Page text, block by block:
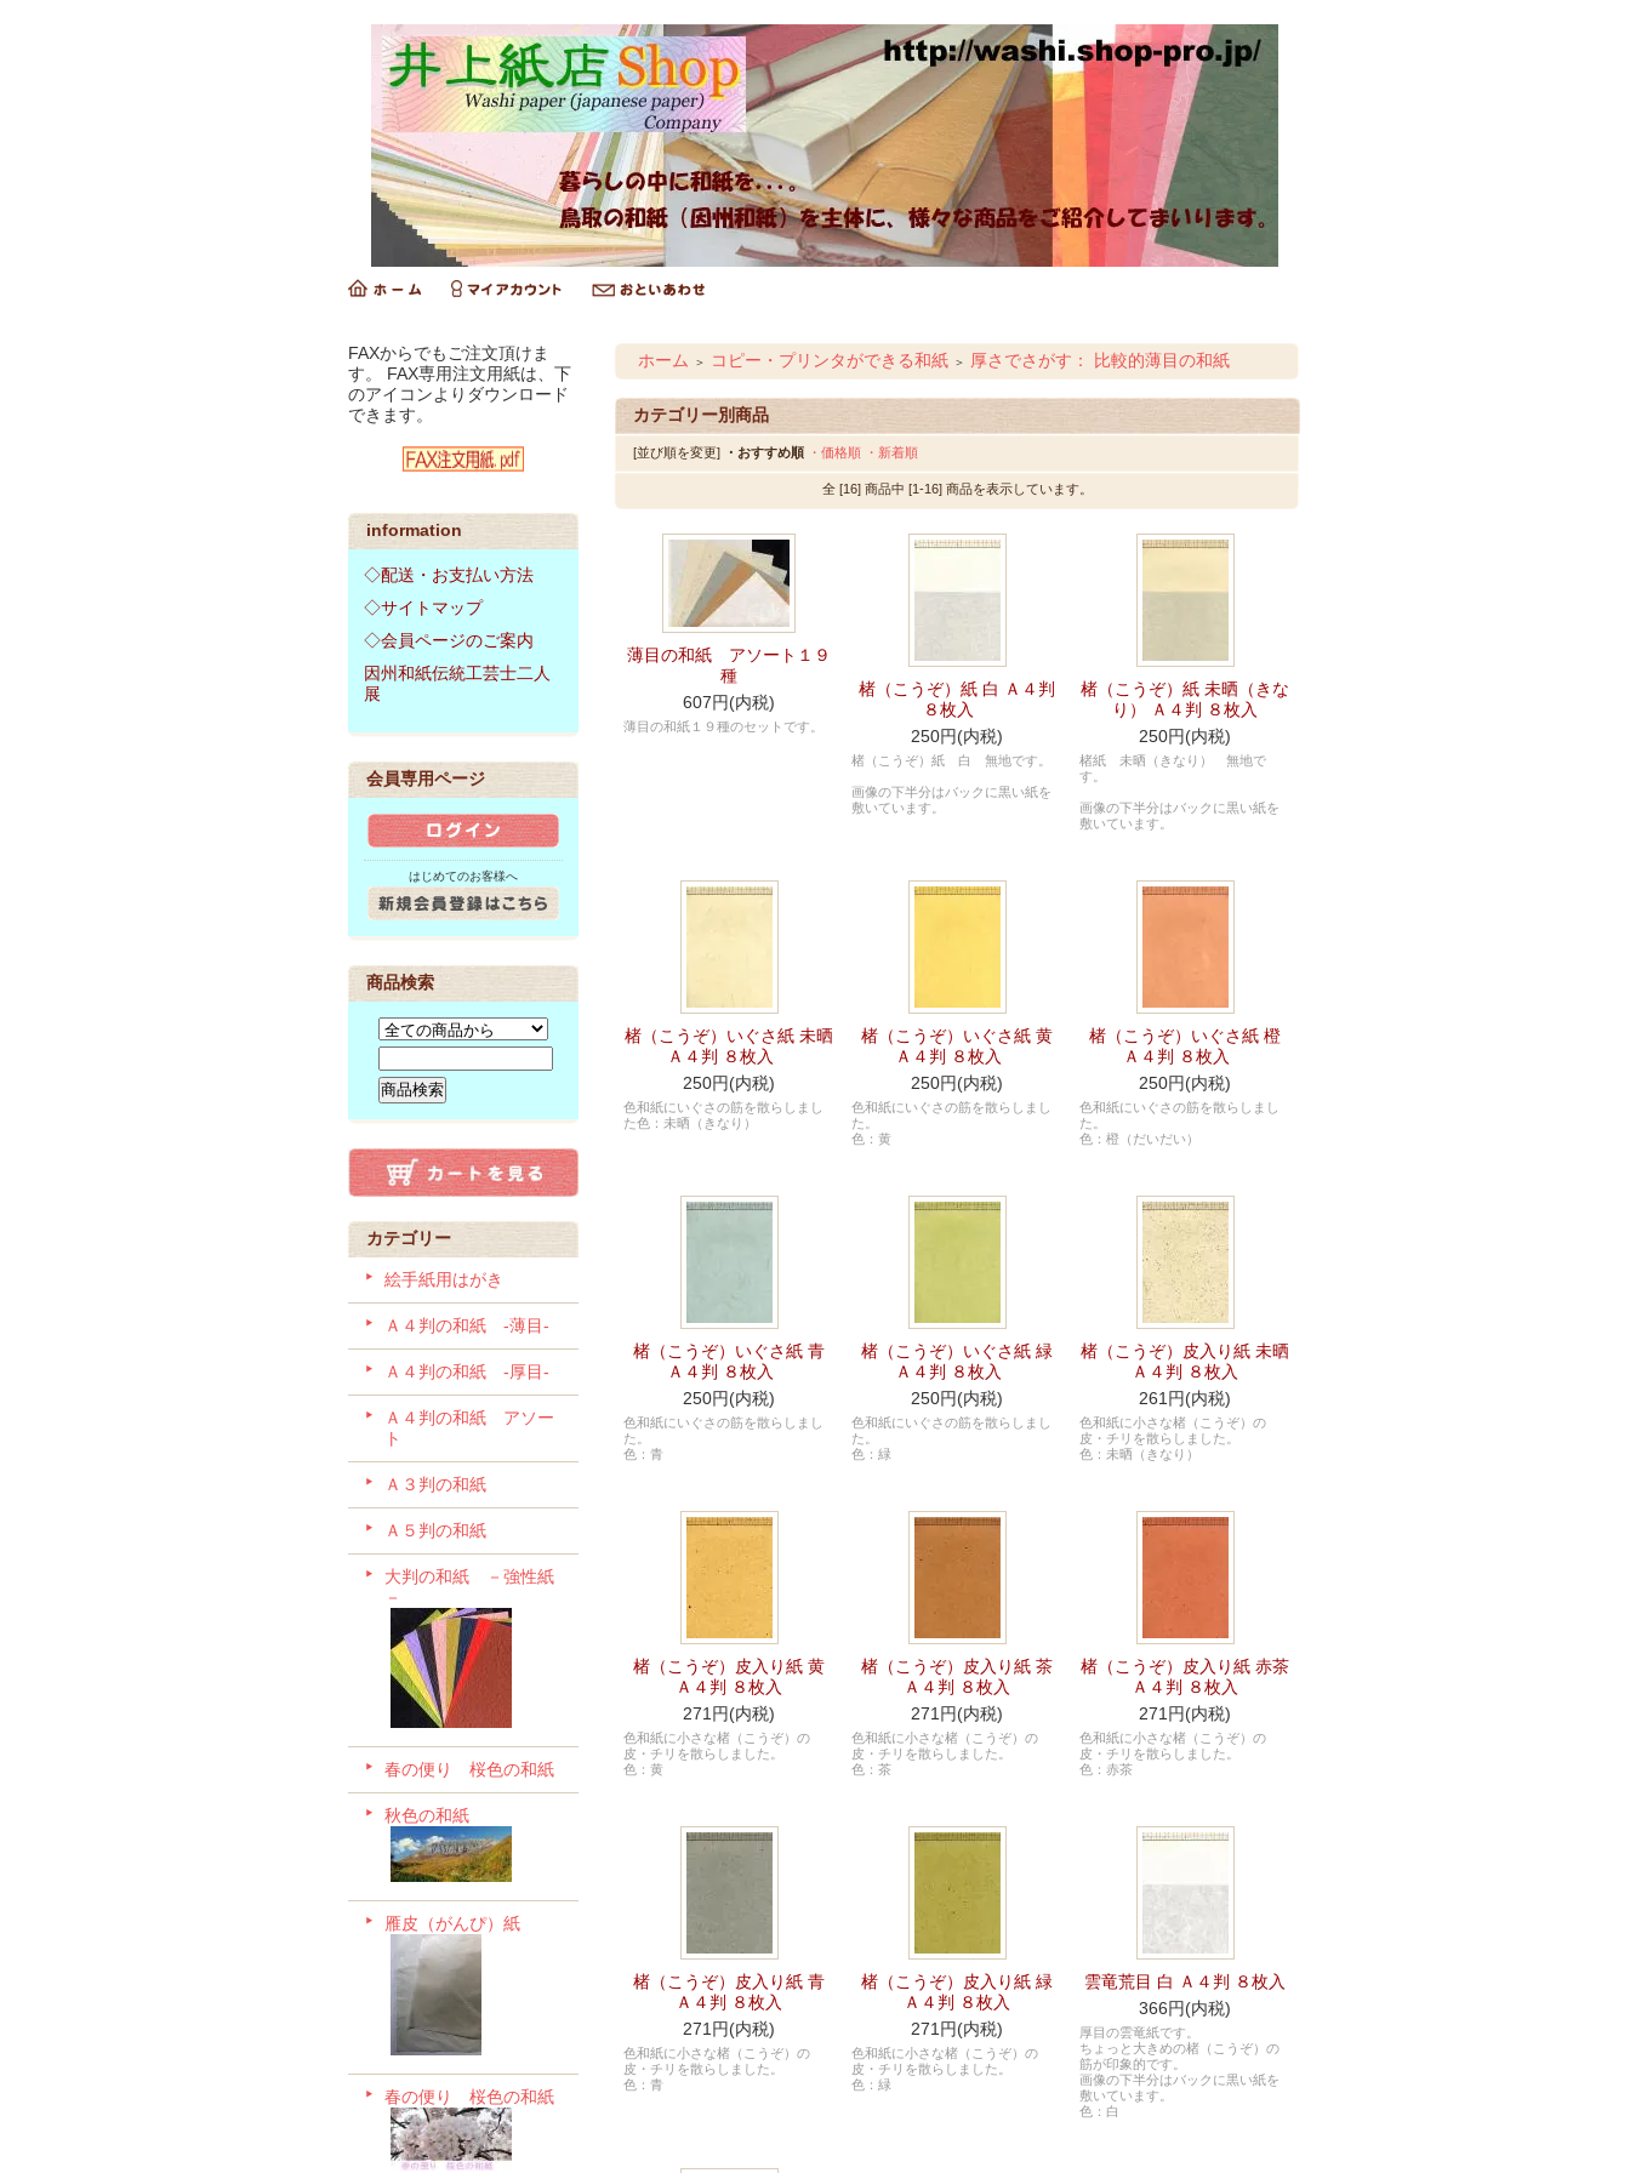
FAXからでもご注文頂けま
す。 FAX専用注文用紙は、下
のアイコンよりダウンロード
できます。
information
◇配送・お支払い方法
◇サイトマップ
◇会員ページのご案内
因州和紙伝統工芸士二人
展
会員専用ページ
はじめてのお客様へ
商品検索
カテゴリー
絵手紙用はがき
Ａ４判の和紙 -薄目-
Ａ４判の和紙 -厚目-
Ａ４判の和紙 アソー
ト
Ａ３判の和紙
Ａ５判の和紙
大判の和紙 －強性紙
－
春の便り 桜色の和紙
秋色の和紙
雁皮（がんぴ）紙
春の便り 桜色の和紙
ホーム ＞ コピー・プリンタができる和紙 ＞ 厚さでさがす： 比較的薄目の和紙
カテゴリー別商品
[並び順を変更] ・おすすめ順 ・価格順 ・新着順
全 [16] 商品中 [1-16] 商品を表示しています。
薄目の和紙 アソート１９
種
607円(内税)
薄目の和紙１９種のセットです。
楮（こうぞ）紙 白 Ａ４判
８枚入
250円(内税)
楮（こうぞ）紙 白 無地です。
画像の下半分はバックに黒い紙を
敷いています。
楮（こうぞ）紙 未晒（きな
り） Ａ４判 ８枚入
250円(内税)
楮紙 未晒（きなり） 無地で
す。
画像の下半分はバックに黒い紙を
敷いています。
楮（こうぞ）いぐさ紙 未晒
Ａ４判 ８枚入
250円(内税)
色和紙にいぐさの筋を散らしまし
た色：未晒（きなり）
楮（こうぞ）いぐさ紙 黄
Ａ４判 ８枚入
250円(内税)
色和紙にいぐさの筋を散らしまし
た。
色：黄
楮（こうぞ）いぐさ紙 橙
Ａ４判 ８枚入
250円(内税)
色和紙にいぐさの筋を散らしまし
た。
色：橙（だいだい）
楮（こうぞ）いぐさ紙 青
Ａ４判 ８枚入
250円(内税)
色和紙にいぐさの筋を散らしまし
た。
色：青
楮（こうぞ）いぐさ紙 緑
Ａ４判 ８枚入
250円(内税)
色和紙にいぐさの筋を散らしまし
た。
色：緑
楮（こうぞ）皮入り紙 未晒
Ａ４判 ８枚入
261円(内税)
色和紙に小さな楮（こうぞ）の
皮・チリを散らしました。
色：未晒（きなり）
楮（こうぞ）皮入り紙 黄
Ａ４判 ８枚入
271円(内税)
色和紙に小さな楮（こうぞ）の
皮・チリを散らしました。
色：黄
楮（こうぞ）皮入り紙 茶
Ａ４判 ８枚入
271円(内税)
色和紙に小さな楮（こうぞ）の
皮・チリを散らしました。
色：茶
楮（こうぞ）皮入り紙 赤茶
Ａ４判 ８枚入
271円(内税)
色和紙に小さな楮（こうぞ）の
皮・チリを散らしました。
色：赤茶
楮（こうぞ）皮入り紙 青
Ａ４判 ８枚入
271円(内税)
色和紙に小さな楮（こうぞ）の
皮・チリを散らしました。
色：青
楮（こうぞ）皮入り紙 緑
Ａ４判 ８枚入
271円(内税)
色和紙に小さな楮（こうぞ）の
皮・チリを散らしました。
色：緑
雲竜荒目 白 Ａ４判 ８枚入
366円(内税)
厚目の雲竜紙です。
ちょっと大きめの楮（こうぞ）の
筋が印象的です。
画像の下半分はバックに黒い紙を
敷いています。
色：白